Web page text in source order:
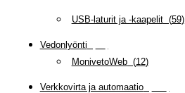
USB-laturit ja -kaapelit(59)
Vedonlyönti
MonivetoWeb(12)
Verkkovirta ja automaatio(